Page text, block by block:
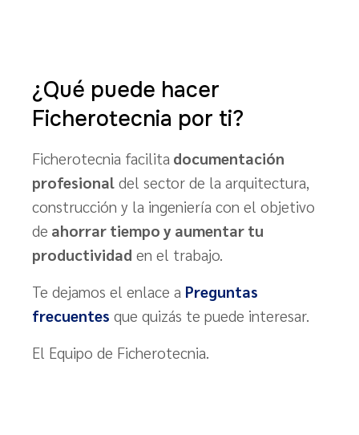
¿Qué puede hacer
Ficherotecnia por ti?
Ficherotecnia facilita documentación
profesional del sector de la arquitectura,
construcción y la ingeniería con el objetivo
de ahorrar tiempo y aumentar tu
productividad en el trabajo.
Te dejamos el enlace a Preguntas
frecuentes que quizás te puede interesar.
El Equipo de Ficherotecnia.